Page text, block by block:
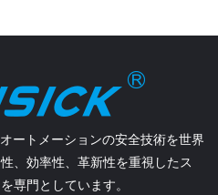
ートメーションの安全技術を世界
、効率性、革新性を重視したス
専門としています。